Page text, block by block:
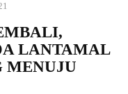
LANTAMAL
MENUJU